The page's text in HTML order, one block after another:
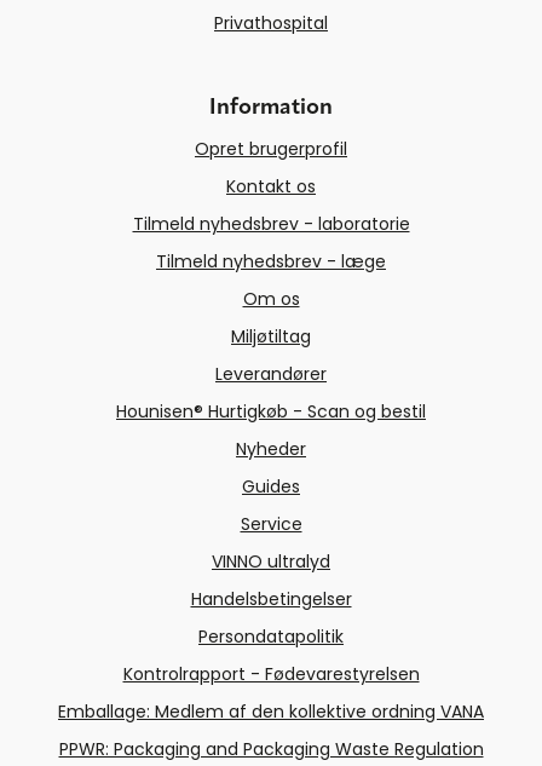
Privathospital
Information
Opret brugerprofil
Kontakt os
Tilmeld nyhedsbrev - laboratorie
Tilmeld nyhedsbrev - læge
Om os
Miljøtiltag
Leverandører
Hounisen® Hurtigkøb - Scan og bestil
Nyheder
Guides
Service
VINNO ultralyd
Handelsbetingelser
Persondatapolitik
Kontrolrapport - Fødevarestyrelsen
Emballage: Medlem af den kollektive ordning VANA
PPWR: Packaging and Packaging Waste Regulation